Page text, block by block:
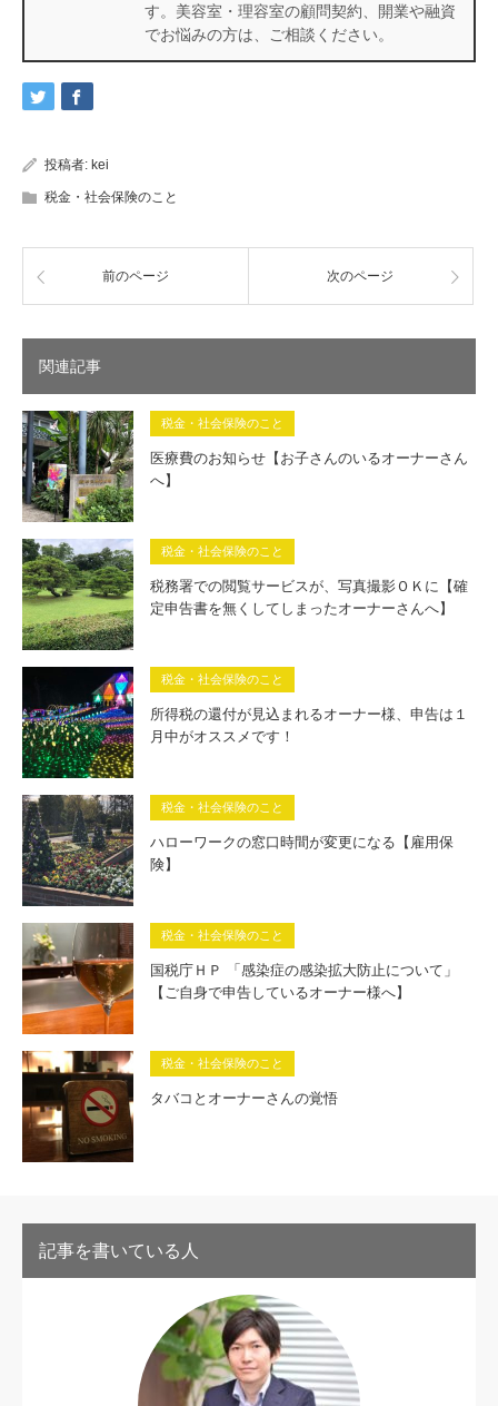
す。美容室・理容室の顧問契約、開業や融資
でお悩みの方は、ご相談ください。
投稿者: kei
税金・社会保険のこと
前のページ 次のページ
関連記事
税金・社会保険のこと
医療費のお知らせ【お子さんのいるオーナーさん
へ】
税金・社会保険のこと
税務署での閲覧サービスが、写真撮影ＯＫに【確
定申告書を無くしてしまったオーナーさんへ】
税金・社会保険のこと
所得税の還付が見込まれるオーナー様、申告は１
月中がオススメです！
税金・社会保険のこと
ハローワークの窓口時間が変更になる【雇用保
険】
税金・社会保険のこと
国税庁ＨＰ 「感染症の感染拡大防止について」
【ご自身で申告しているオーナー様へ】
税金・社会保険のこと
タバコとオーナーさんの覚悟
記事を書いている人